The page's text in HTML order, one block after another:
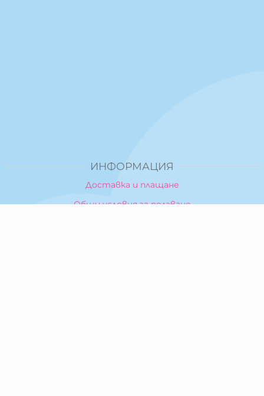
ИНФОРМАЦИЯ
Доставка и плащане
Общи условия за ползване